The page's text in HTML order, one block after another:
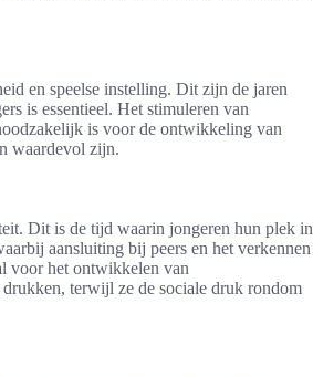
en speelse instelling. Dit zijn de jaren
is essentieel. Het stimuleren van
is voor de ontwikkeling van
waardevol zijn.
Dit is de tijd waarin jongeren hun plek in
aansluiting bij peers en het verkennen
voor het ontwikkelen van
terwijl ze de sociale druk rondom